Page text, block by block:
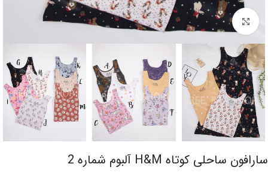
برای بزرگنمایی کلیک کنید
سارافون ساحلی کوتاه H&M آلبوم شماره 2